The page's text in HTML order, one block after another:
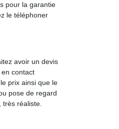
pour la garantie
le téléphoner
avoir un devis
contact
prix ainsi que le
pose de regard
réaliste.